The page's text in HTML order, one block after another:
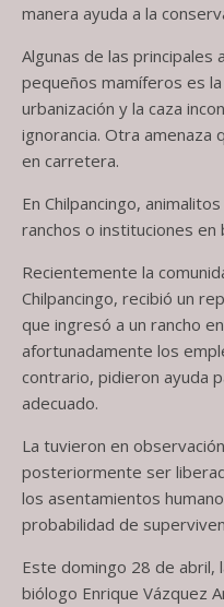
manera ayuda a la
Algunas de las
pequeños mamíferos es
urbanización y la caza
ignorancia. Otra amenaza
en carretera.
En Chilpancingo,
ranchos o instituciones en
Recientemente la
Chilpancingo, recibió un
que ingresó a un rancho
afortunadamente los
contrario, pidieron ayuda
adecuado.
La tuvieron en
posteriormente ser
los asentamientos
probabilidad de
Este domingo 28 de abril,
biólogo Enrique Vázquez